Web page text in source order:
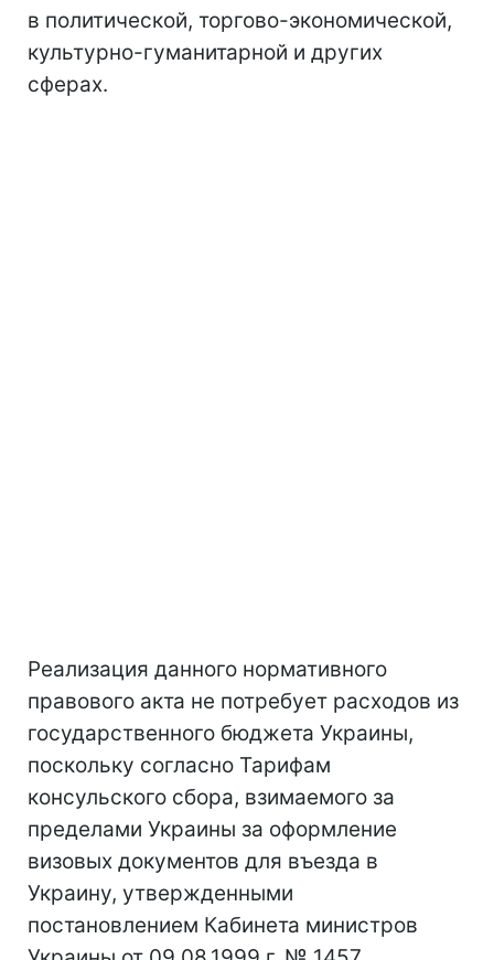
в политической, торгово-экономической,
культурно-гуманитарной и других
сферах.
Реализация данного нормативного
правового акта не потребует расходов из
государственного бюджета Украины,
поскольку согласно Тарифам
консульского сбора, взимаемого за
пределами Украины за оформление
визовых документов для въезда в
Украину, утвержденными
постановлением Кабинета министров